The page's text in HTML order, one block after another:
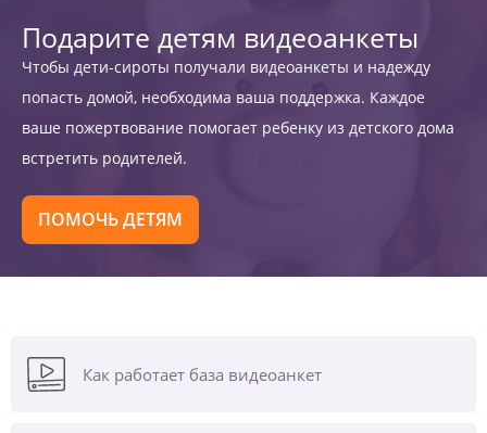
Подарите детям видеоанкеты
Чтобы дети-сироты получали видеоанкеты и надежду
попасть домой, необходима ваша поддержка. Каждое
ваше пожертвование помогает ребенку из детского дома
встретить родителей.
ПОМОЧЬ ДЕТЯМ
Как работает база видеоанкет